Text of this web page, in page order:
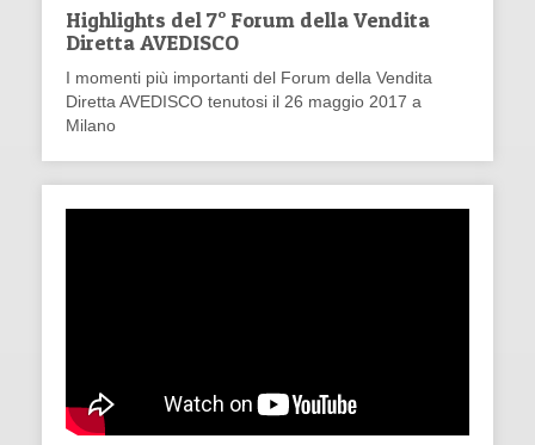
Highlights del 7° Forum della Vendita
Diretta AVEDISCO
I momenti più importanti del Forum della Vendita
Diretta AVEDISCO tenutosi il 26 maggio 2017 a
Milano